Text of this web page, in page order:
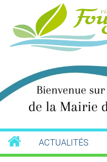
ACTUALITÉS